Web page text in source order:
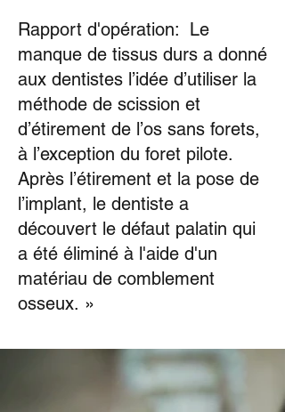
Rapport d'opération: Le
manque de tissus durs a donné
aux dentistes l’idée d’utiliser la
méthode de scission et
d’étirement de l’os sans forets,
à l’exception du foret pilote.
Après l’étirement et la pose de
l’implant, le dentiste a
découvert le défaut palatin qui
a été éliminé à l'aide d'un
matériau de comblement
osseux. »